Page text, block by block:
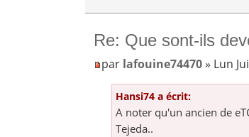
Re: Que sont-ils
par lafouine74470» Lun
Hansi74 a écrit:
A noter qu'un ancien de
Tejeda..